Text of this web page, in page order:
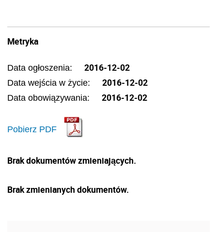
Metryka
Data ogłoszenia: 2016-12-02
Data wejścia w życie: 2016-12-02
Data obowiązywania: 2016-12-02
Pobierz PDF
Brak dokumentów zmieniających.
Brak zmienianych dokumentów.